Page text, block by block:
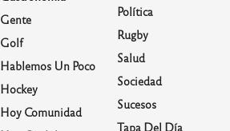
Gente
Golf
Hablemos Un Poco
Hockey
Hoy Comunidad
Política
Rugby
Salud
Sociedad
Sucesos
Tapa Del Día